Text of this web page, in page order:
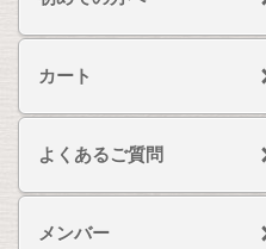
カート
よくあるご質問
メンバー